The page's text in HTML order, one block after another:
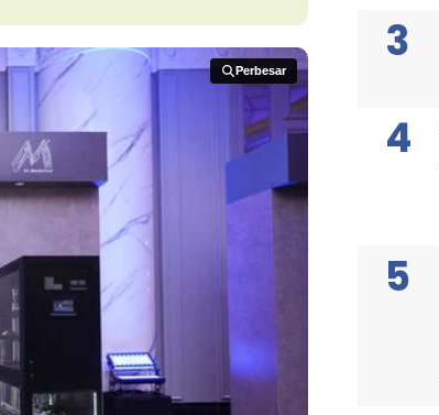
Perbesar
Perbesar